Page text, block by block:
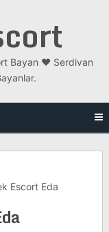
Bayan ❤️ Serdivan
Escort Eda